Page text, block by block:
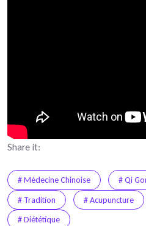
Share it:
# Médecine Chinoise # Qi
# Tradition
# Acupuncture
# Diététique